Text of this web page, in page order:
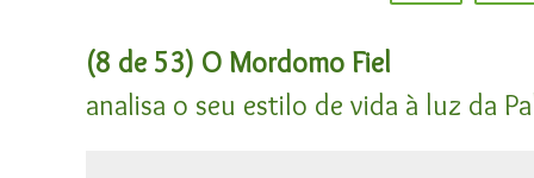
(8 de 53) O Mordomo Fiel
analisa o seu estilo de vida à luz da